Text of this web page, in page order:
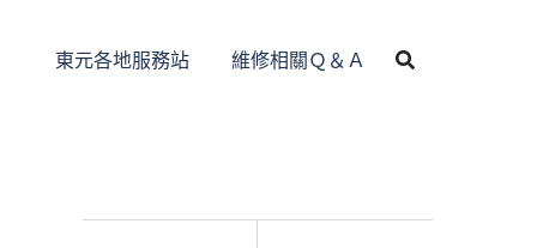
東元各地服務站 維修相關Ｑ＆Ａ